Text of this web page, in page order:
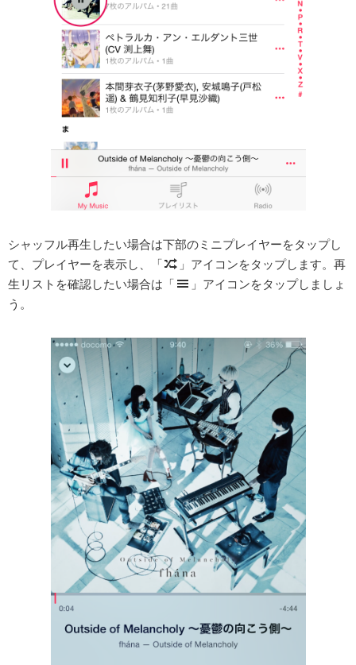
シャッフル再生したい場合は下部のミニプレイヤーをタップし
て、プレイヤーを表示し、「
」アイコンをタップします。再
生リストを確認したい場合は「
」アイコンをタップしましょ
う。